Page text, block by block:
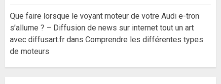
Que faire lorsque le voyant moteur de votre Audi e-tron
s’allume ? – Diffusion de news sur internet tout un art
avec diffusart.fr dans Comprendre les différentes types
de moteurs